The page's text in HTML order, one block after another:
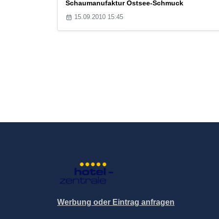
Schaumanufaktur Ostsee-Schmuck
15.09.2010 15:45
Werbung oder Eintrag anfragen